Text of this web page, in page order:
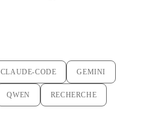
CLAUDE-CODE GEMINI
QWEN RECHERCHE